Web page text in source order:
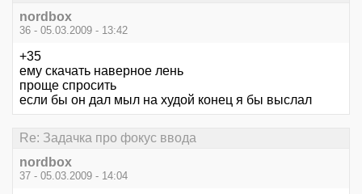
nordbox
36 - 05.03.2009 - 13:42
+35
ему скачать наверное лень
проще спросить
если бы он дал мыл на худой конец я бы выслал
Re: Задачка про фокус ввода
nordbox
37 - 05.03.2009 - 14:04